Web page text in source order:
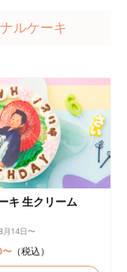
ルケーキ
キ 生クリーム
月14日〜
〜 （税込）